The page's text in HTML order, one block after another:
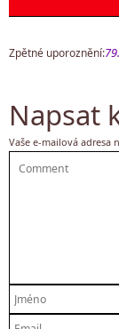
Zpětné uporoznění:
Napsat
Vaše e-mailová adresa